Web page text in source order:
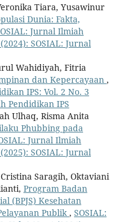
Tiara, Yusawinur
Dunia: Fakta,
Jurnal Ilmiah
SOSIAL: Jurnal
Wahidiyah, Fitria
dan Kepercayaan ,
IPS: Vol. 2 No. 3
Pendidikan IPS
Ulhaq, Risma Anita
Phubbing pada
Jurnal Ilmiah
SOSIAL: Jurnal
Saragih, Oktaviani
Program Badan
(BPJS) Kesehatan
Publik , SOSIAL: